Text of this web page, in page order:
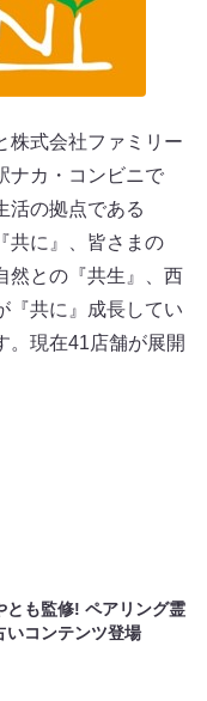
株式会社ファミリー
ナカ・コンビニで
活の拠点である
共に』、皆さまの
然との『共生』、西
『共に』成長してい
。現在41店舗が展開
とも監修! ペアリング霊
いコンテンツ登場